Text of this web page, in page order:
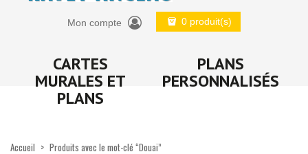
Mon compte 0 produit(s)
CARTES
MURALES ET
PLANS
PLANS
PERSONNALISÉS
Accueil > Produits avec le mot-clé “Douai”